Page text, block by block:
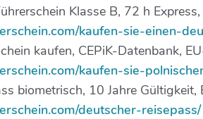
Klasse B, 72 h
kaufen-sie-einen-
kaufen, CEPiK-Datenbank,
kaufen-sie-
biometrisch, 10 Jahre
deutscher-reisepass/